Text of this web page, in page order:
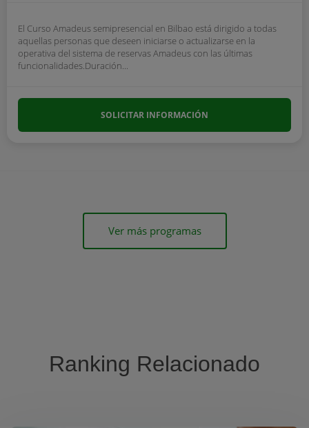
El Curso Amadeus semipresencial en Bilbao está dirigido a todas
aquellas personas que deseen iniciarse o actualizarse en la
operativa del sistema de reservas Amadeus con las últimas
funcionalidades.Duración...
SOLICITAR INFORMACIÓN
Ver más programas
Ranking Relacionado